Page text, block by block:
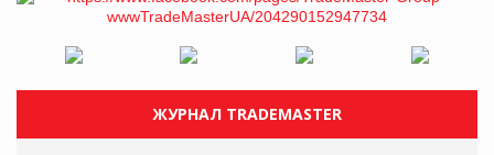
ЖУРНАЛ TRADEMASTER